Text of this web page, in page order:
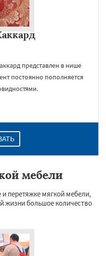
представлен в нише
постоянно пополняется
мебели
перетяжке мягкой мебели,
жизни большое количество